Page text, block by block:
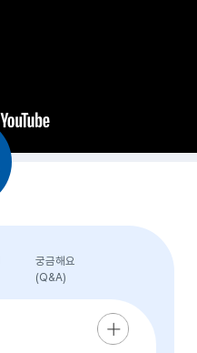
궁금해요
(Q&A)